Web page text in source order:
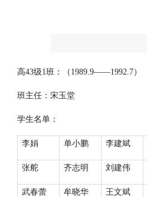
高43级1班：（ 1989.9——1992.7）
班主任：宋玉堂
学生名单：
李娟 单小鹏 李建斌
张舵 齐志明 刘建伟
武春蕾 牟晓华 王文斌